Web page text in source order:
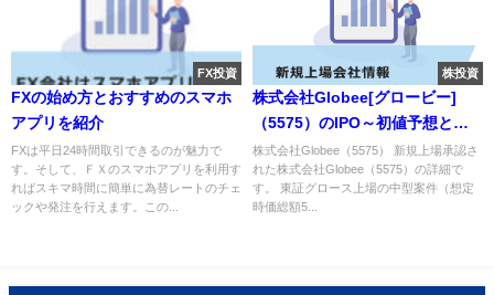
FX投資
FXの始め方とおすすめのスマホ
アプリを紹介
FXは平日24時間取引できるのが魅力で
す。そして、ＦＸのスマホアプリを利用す
ればスキマ時間に簡単に為替レートのチェ
ックや発注を行えます。この...
株投資
株式会社Globee[グロービー]
（5575）のIPO～初値予想と新
規上場情報～
株式会社Globee（5575） 新規上場承認さ
れた株式会社Globee（5575）の詳細で
す。 東証グロース上場の中型案件（想定
時価総額5...